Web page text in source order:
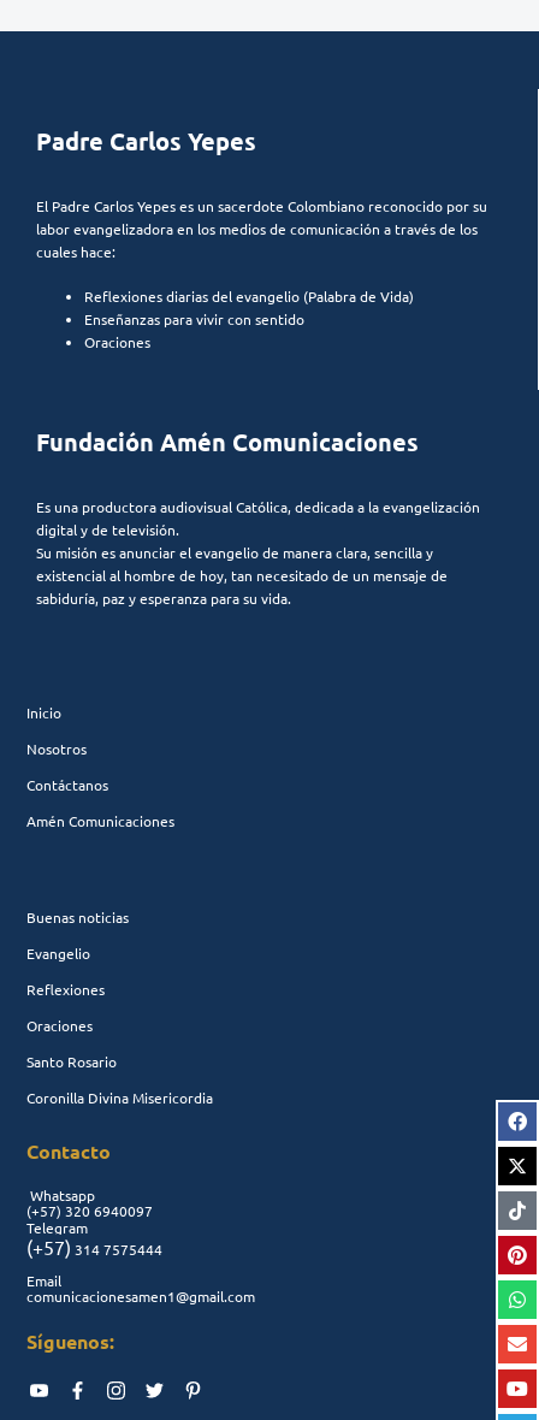
Padre Carlos Yepes
El Padre Carlos Yepes es un sacerdote Colombiano reconocido por su
labor evangelizadora en los medios de comunicación a través de los
cuales hace:
Reflexiones diarias del evangelio (Palabra de Vida)
Enseñanzas para vivir con sentido
Oraciones
Fundación Amén Comunicaciones
Es una productora audiovisual Católica, dedicada a la evangelización
digital y de televisión.
Su misión es anunciar el evangelio de manera clara, sencilla y
existencial al hombre de hoy, tan necesitado de un mensaje de
sabiduría, paz y esperanza para su vida.
Inicio
Nosotros
Contáctanos
Amén Comunicaciones
Buenas noticias
Evangelio
Reflexiones
Oraciones
Santo Rosario
Coronilla Divina Misericordia
Contacto
Whatsapp
(+57) 320 6940097
Telegram
(+57) 314 7575444
Email
comunicacionesamen1@gmail.com
Síguenos: